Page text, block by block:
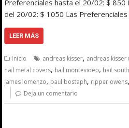
Preferenciales hasta el 20/02: $ 850
del 20/02: $ 1050 Las
LEER MÁS
Inicio andreas kisser, andreas kisser
hail metal covers, hail montevideo, hail
james lomenzo, paul bostaph, ripper owens,
Deja un comentario